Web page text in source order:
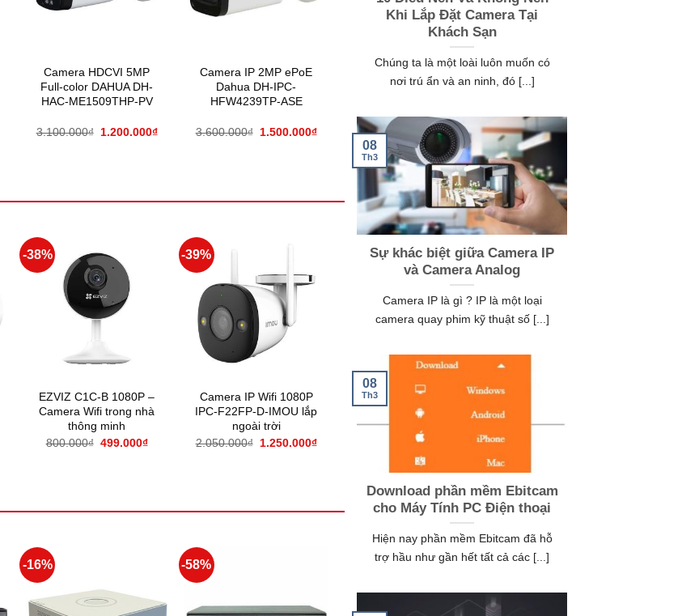
Camera HDCVI 5MP
Full-color DAHUA DH-
HAC-ME1509THP-PV
3.100.000₫ 1.200.000₫
Camera IP 2MP ePoE
Dahua DH-IPC-
HFW4239TP-ASE
3.600.000₫ 1.500.000₫
-38%
EZVIZ C1C-B 1080P –
Camera Wifi trong nhà
thông minh
800.000₫ 499.000₫
-39%
Camera IP Wifi 1080P
IPC-F22FP-D-IMOU lắp
ngoài trời
2.050.000₫ 1.250.000₫
-16% -58%
Khi Lắp Đặt Camera Tại
Khách Sạn
Chúng ta là một loài luôn muốn có
nơi trú ẩn và an ninh, đó [...]
Sự khác biệt giữa Camera IP
và Camera Analog
Camera IP là gì ? IP là một loại
camera quay phim kỹ thuật số [...]
08
Th3
Download phần mềm Ebitcam
cho Máy Tính PC Điện thoại
Hiện nay phần mềm Ebitcam đã hỗ
trợ hầu như gần hết tất cả các [...]
08
Th3